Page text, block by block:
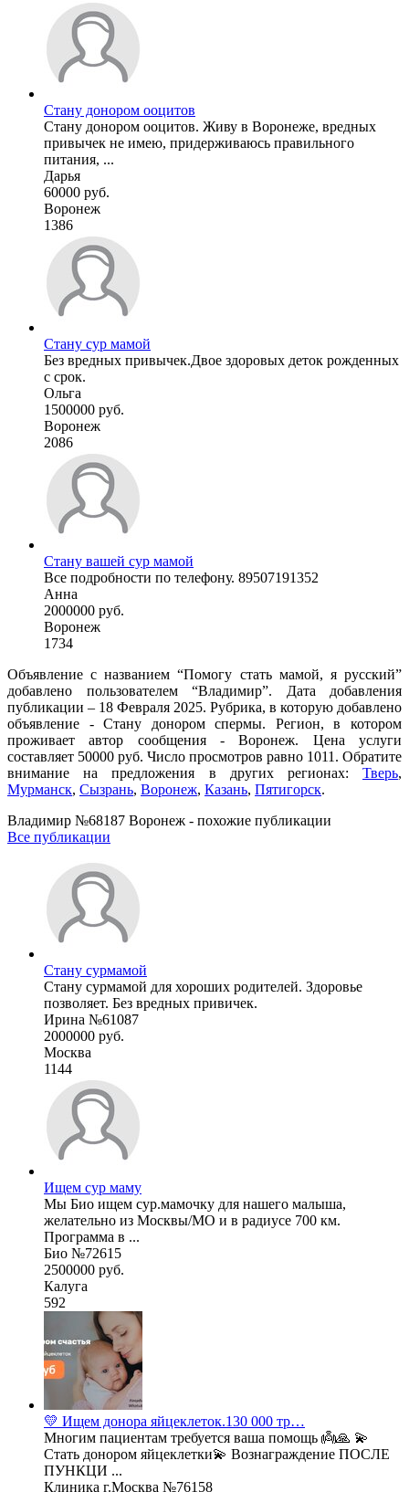
Стану донором ооцитов
Стану донором ооцитов. Живу в Воронеже, вредных
привычек не имею, придерживаюсь правильного
питания, ...
Дарья
60000 руб.
Воронеж
1386
Стану сур мамой
Без вредных привычек.Двое здоровых деток рожденных
с срок.
Ольга
1500000 руб.
Воронеж
2086
Стану вашей сур мамой
Все подробности по телефону. 89507191352
Анна
2000000 руб.
Воронеж
1734
Объявление с названием “Помогу стать мамой, я русский”
добавлено пользователем “Владимир”. Дата добавления
публикации – 18 Февраля 2025. Рубрика, в которую добавлено
объявление - Стану донором спермы. Регион, в котором
проживает автор сообщения - Воронеж. Цена услуги
составляет 50000 руб. Число просмотров равно 1011. Обратите
внимание на предложения в других регионах: Тверь,
Мурманск, Сызрань, Воронеж, Казань, Пятигорск.
Владимир №68187 Воронеж - похожие публикации
Все публикации
Стану сурмамой
Стану сурмамой для хороших родителей. Здоровье
позволяет. Без вредных привичек.
Ирина №61087
2000000 руб.
Москва
1144
Ищем сур маму
Мы Био ищем сур.мамочку для нашего малыша,
желательно из Москвы/МО и в радиусе 700 км.
Программа в ...
Био №72615
2500000 руб.
Калуга
592
💛 Ищем донора яйцеклеток.130 000 тр…
Многим пациентам требуется ваша помощь 👼🙏 💫
Стать донором яйцеклетки💫 Вознаграждение ПОСЛЕ
ПУНКЦИ ...
Клиника г.Москва №76158